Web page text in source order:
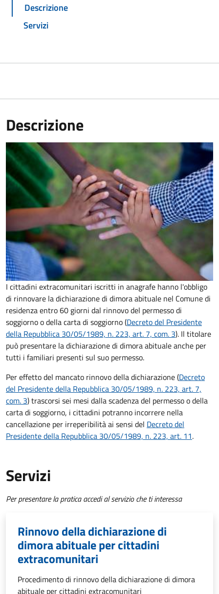
Descrizione
Servizi
Descrizione
I cittadini extracomunitari iscritti in anagrafe hanno l'obbligo
di rinnovare la dichiarazione di dimora abituale nel Comune di
residenza entro 60 giorni dal rinnovo del permesso di
soggiorno o della carta di soggiorno (Decreto del Presidente
della Repubblica 30/05/1989, n. 223, art. 7, com. 3). Il titolare
può presentare la dichiarazione di dimora abituale anche per
tutti i familiari presenti sul suo permesso.
Per effetto del mancato rinnovo della dichiarazione (Decreto
del Presidente della Repubblica 30/05/1989, n. 223, art. 7,
com. 3) trascorsi sei mesi dalla scadenza del permesso o della
carta di soggiorno, i cittadini potranno incorrere nella
cancellazione per irreperibilità ai sensi del Decreto del
Presidente della Repubblica 30/05/1989, n. 223, art. 11.
Servizi
Per presentare la pratica accedi al servizio che ti interessa
Rinnovo della dichiarazione di
dimora abituale per cittadini
extracomunitari
Procedimento di rinnovo della dichiarazione di dimora
abituale per cittadini extracomunitari